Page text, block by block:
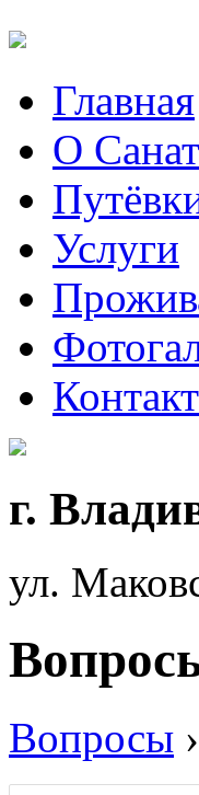
Главная
О
Услуги
г.
ул.
Вопросы ›